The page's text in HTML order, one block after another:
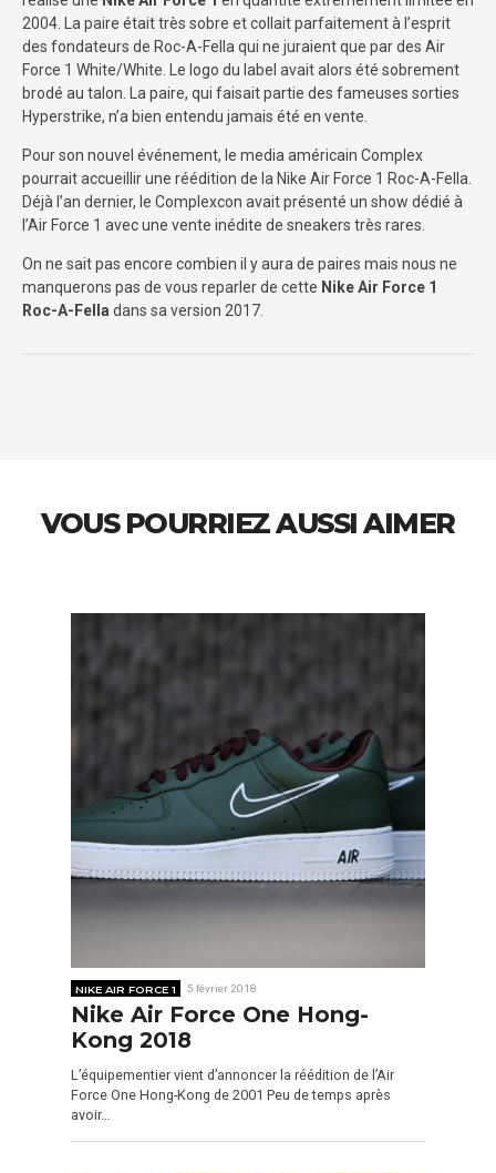
2004. La paire était très sobre et collait parfaitement à l’esprit
des fondateurs de Roc-A-Fella qui ne juraient que par des Air
Force 1 White/White. Le logo du label avait alors été sobrement
brodé au talon. La paire, qui faisait partie des fameuses sorties
Hyperstrike, n’a bien entendu jamais été en vente.
Pour son nouvel événement, le media américain Complex
pourrait accueillir une réédition de la Nike Air Force 1 Roc-A-Fella.
Déjà l’an dernier, le Complexcon avait présenté un show dédié à
l’Air Force 1 avec une vente inédite de sneakers très rares.
On ne sait pas encore combien il y aura de paires mais nous ne
manquerons pas de vous reparler de cette Nike Air Force 1
Roc-A-Fella dans sa version 2017.
VOUS POURRIEZ AUSSI AIMER
NIKE AIR FORCE 1 5 février 2018
Nike Air Force One Hong-
Kong 2018
L’équipementier vient d’annoncer la réédition de l’Air
Force One Hong-Kong de 2001 Peu de temps après
avoir…